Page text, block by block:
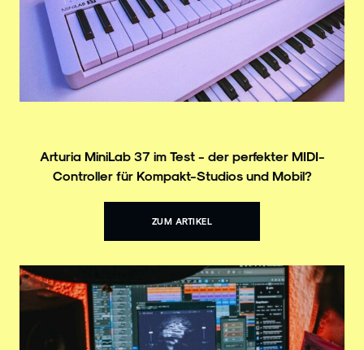
Arturia MiniLab 37 im Test - der perfekter MIDI-
Controller für Kompakt-Studios und Mobil?
ZUM ARTIKEL